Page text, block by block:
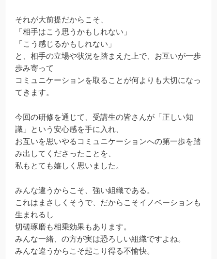
それが大前提だからこそ、
「相手はこう思うかもしれない」
「こう感じるかもしれない」
と、相手の立場や状況を踏まえた上で、お互いが一歩
歩み寄って
コミュニケーションを取ることが何よりも大切になっ
てきます。
今回の研修を通じて、受講生の皆さんが「正しい知
識」という安心感を手に入れ、
お互いを思いやるコミュニケーションへの第一歩を踏
み出してくださったことを、
私もとても嬉しく思いました。
みんな違うからこそ、強い組織である。
これはまさしくそうで、だからこそイノベーションも
生まれるし
切磋琢磨も相乗効果もあります。
みんな一緒、の方が実は恐ろしい組織ですよね。
みんな違うからこそ起こり得る不愉快。